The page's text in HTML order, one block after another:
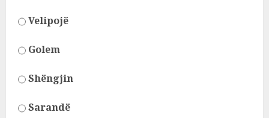
Velipojë
Golem
Shëngjin
Sarandë